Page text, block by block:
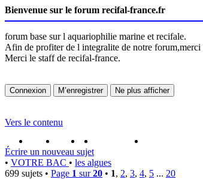
Bienvenue sur le forum recifal-france.fr
forum base sur l aquariophilie marine et recifale.
Afin de profiter de l integralite de notre
Merci le staff de recifal-france.
Vers le contenu
portail
forum faq m'enregister
Écrire un nouveau sujet
• VOTRE BAC • les algues
699 sujets • Page 1 sur20 • 1, 2, 3, 4, 5 ... 20